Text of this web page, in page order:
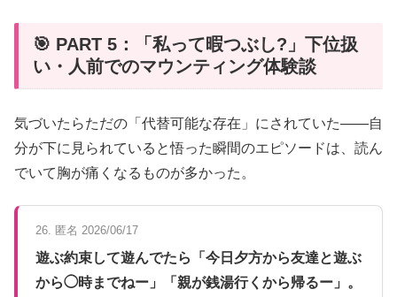
🎯 PART 5：「私って暇つぶし?」下位扱
い・人前でのマウンティング体験談
気づいたらただの「代替可能な存在」にされていた——自
分が下に見られていると悟った瞬間のエピソードは、読ん
でいて胸が痛くなるものが多かった。
26. 匿名 2026/06/17
遊ぶ約束して遊んでたら「今日夕方から友達と遊ぶ
から◯時までねー」「親が銭湯行くから帰るー」。